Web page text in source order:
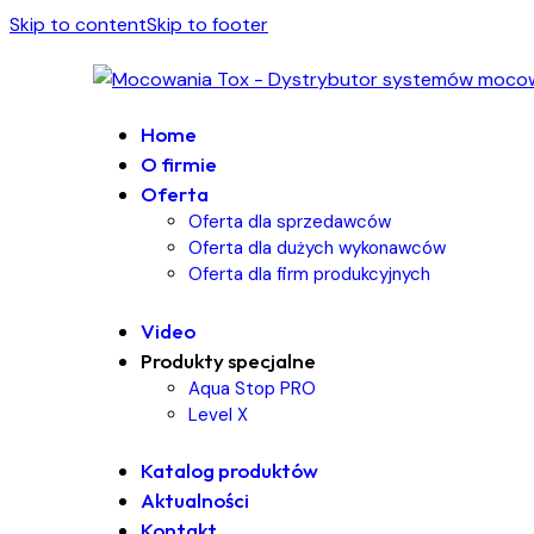
Skip to contentSkip to footer
Home
O firmie
Oferta
Oferta dla sprzedawców
Oferta dla dużych wykonawców
Oferta dla firm produkcyjnych
Video
Produkty specjalne
Aqua Stop PRO
Level X
Katalog produktów
Aktualności